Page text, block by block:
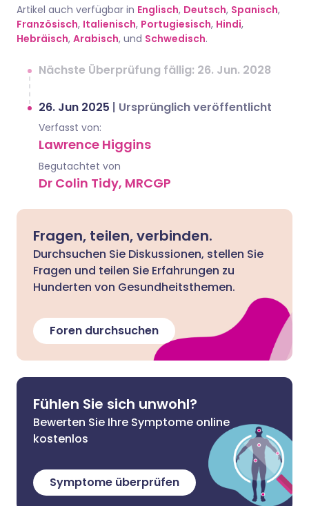
Artikel auch verfügbar in Englisch, Deutsch, Spanisch,
Französisch, Italienisch, Portugiesisch, Hindi,
Hebräisch, Arabisch, und Schwedisch.
Nächste Überprüfung fällig: 26. Jun. 2028
26. Jun 2025 | Ursprünglich veröffentlicht
Verfasst von:
Lawrence Higgins
Begutachtet von
Dr Colin Tidy, MRCGP
Fragen, teilen, verbinden.
Durchsuchen Sie Diskussionen, stellen Sie
Fragen und teilen Sie Erfahrungen zu
Hunderten von Gesundheitsthemen.
Foren durchsuchen
Fühlen Sie sich unwohl?
Bewerten Sie Ihre Symptome online
kostenlos
Symptome überprüfen